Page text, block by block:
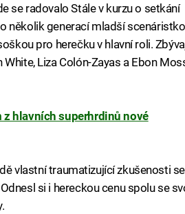
se radovalo Stále v kurzu o setkání
několik generací mladší
pro herečku v hlavní roli.
Liza Colón-Zayas a Ebon
z hlavních superhrdinů nové
vlastní traumatizující zkušenosti se
si i hereckou cenu spolu se